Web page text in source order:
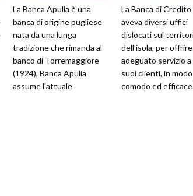
La Banca Apulia è una
banca di origine pugliese
nata da una lunga
tradizione che rimanda al
banco di Torremaggiore
(1924), Banca Apulia
assume l'attuale
La Banca di Credito
aveva diversi uffici
dislocati sul
dell'isola, per
adeguato servizio
suoi clienti, in modo
comodo ed